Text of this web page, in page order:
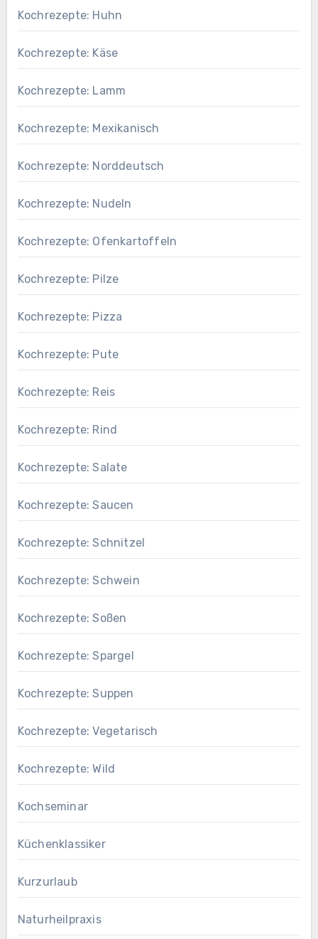
Kochrezepte: Huhn
Kochrezepte: Käse
Kochrezepte: Lamm
Kochrezepte: Mexikanisch
Kochrezepte: Norddeutsch
Kochrezepte: Nudeln
Kochrezepte: Ofenkartoffeln
Kochrezepte: Pilze
Kochrezepte: Pizza
Kochrezepte: Pute
Kochrezepte: Reis
Kochrezepte: Rind
Kochrezepte: Salate
Kochrezepte: Saucen
Kochrezepte: Schnitzel
Kochrezepte: Schwein
Kochrezepte: Soßen
Kochrezepte: Spargel
Kochrezepte: Suppen
Kochrezepte: Vegetarisch
Kochrezepte: Wild
Kochseminar
Küchenklassiker
Kurzurlaub
Naturheilpraxis